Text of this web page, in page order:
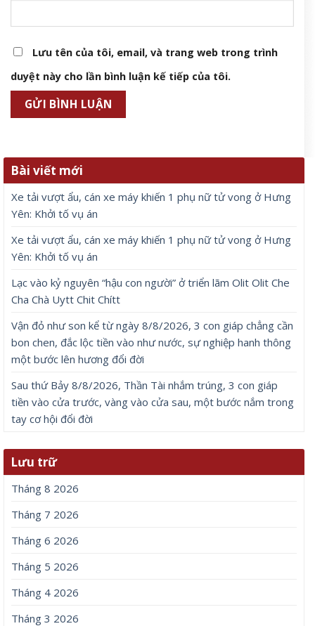
Lưu tên của tôi, email, và trang web trong trình
duyệt này cho lần bình luận kế tiếp của tôi.
Bài viết mới
Xe tải vượt ẩu, cán xe máy khiến 1 phụ nữ tử vong ở Hưng
Yên: Khởi tố vụ án
Xe tải vượt ẩu, cán xe máy khiến 1 phụ nữ tử vong ở Hưng
Yên: Khởi tố vụ án
Lạc vào kỷ nguyên “hậu con người” ở triển lãm Olit Olit Che
Cha Chà Uytt Chit Chítt
Vận đỏ như son kể từ ngày 8/8/2026, 3 con giáp chẳng cần
bon chen, đắc lộc tiền vào như nước, sự nghiệp hanh thông
một bước lên hương đổi đời
Sau thứ Bảy 8/8/2026, Thần Tài nhắm trúng, 3 con giáp
tiền vào cửa trước, vàng vào cửa sau, một bước nắm trong
tay cơ hội đổi đời
Lưu trữ
Tháng 8 2026
Tháng 7 2026
Tháng 6 2026
Tháng 5 2026
Tháng 4 2026
Tháng 3 2026